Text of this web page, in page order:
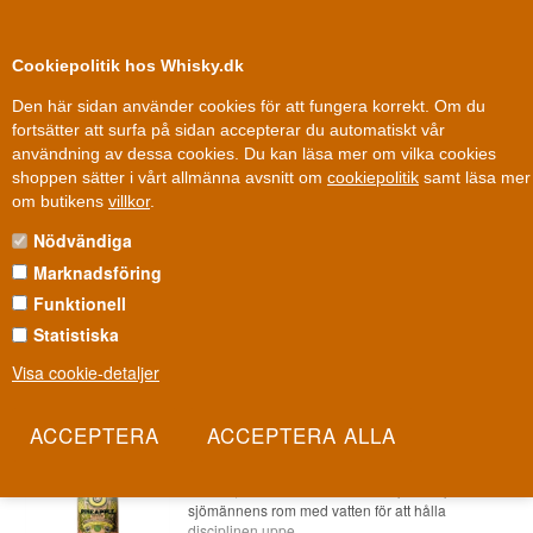
Cookiepolitik hos Whisky.dk
Den här sidan använder cookies för att fungera korrekt. Om du
fortsätter att surfa på sidan accepterar du automatiskt vår
användning av dessa cookies. Du kan läsa mer om vilka cookies
shoppen sätter i vårt allmänna avsnitt om cookiepolitik samt läsa mer
om butikens villkor.
Nödvändiga
Marknadsföring
Funktionell
Statistiska
Visa cookie-detaljer
Fri leverans Fri frakt vid 899 dkk
Rom»Romproducerande länder/öar
BRITTISKA JUNGFRUÖARNA ROM
Brittiska Jungfruöarna Rom
- 10%
Artikelnummer: 22227865479-1106-197278559
sjömännens rom med vatten för att hålla